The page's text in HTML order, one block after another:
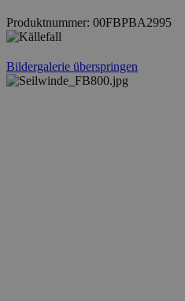
Produktnummer: 00FBPBA2995
Bildergalerie überspringen